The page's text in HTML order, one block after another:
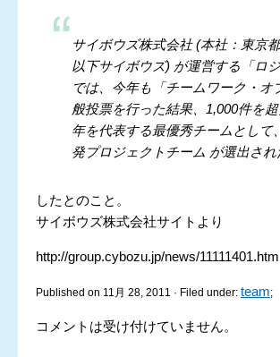
サイボウズ株式会社 (本社：東京
以下サイボウズ) が運営する「ロ
では、今年も「チームワーク・オ
般投票を行った結果、1,000件を
年を代表する最優秀チームとして
発プロジェクトチーム が選出さ
したとのこと。
サイボウズ株式会社サイトより
http://group.cybozu.jp/news/
Published on 11月 28, 2011 · Filed under: team;
コメントは受け付けていません。